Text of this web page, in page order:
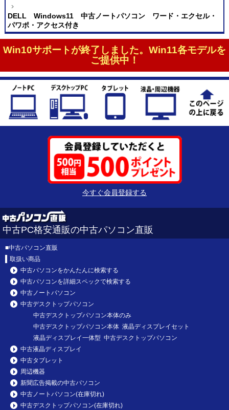
DELL Windows11 中古ノートパソコン ワード・エクセル・
パワポ・アクセス付き
Win10サポートが終了しました。Win11各モデルを
ご提供中！
今すぐ会員登録する
中古PC格安通販の中古パソコン直販
■中古パソコン直販
取扱い商品
中古パソコンをかんたんに検索する
中古パソコンを詳細スペックで検索する
中古ノートパソコン
中古デスクトップパソコン
中古デスクトップパソコン本体のみ
中古デスクトップパソコン本体 液晶ディスプレイセット
液晶ディスプレイ一体型 中古デスクトップパソコン
中古液晶ディスプレイ
中古タブレット
周辺機器
新聞広告掲載の中古パソコン
中古ノートパソコン(在庫切れ)
中古デスクトップパソコン(在庫切れ)